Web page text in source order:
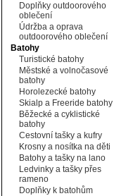
Doplňky outdoorového
oblečení
Údržba a oprava
outdoorového oblečení
Batohy
Turistické batohy
Městské a volnočasové
batohy
Horolezecké batohy
Skialp a Freeride batohy
Běžecké a cyklistické
batohy
Cestovní tašky a kufry
Krosny a nosítka na děti
Batohy a tašky na lano
Ledvinky a tašky přes
rameno
Doplňky k batohům